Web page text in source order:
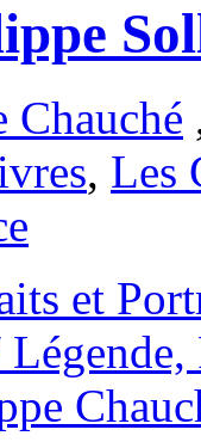
Chauché
, Les